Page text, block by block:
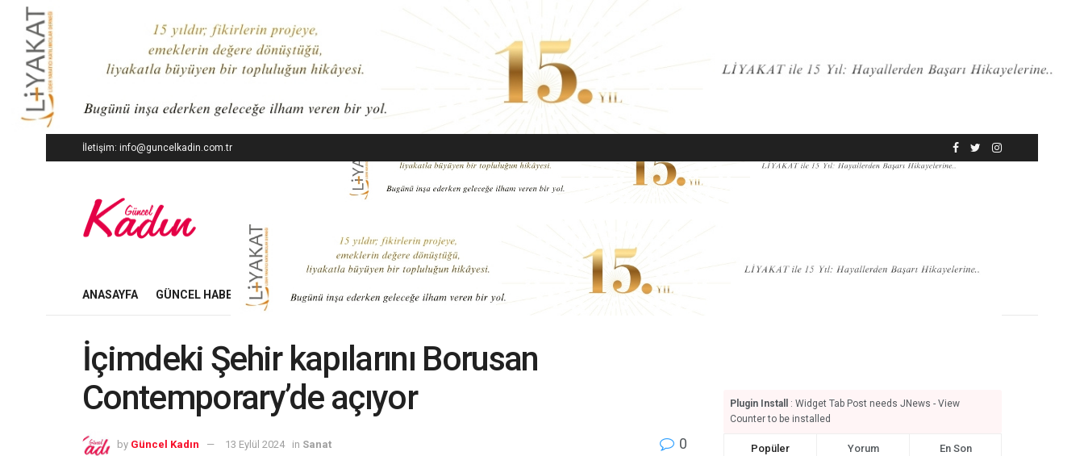
İletişim: info@guncelkadin.com.tr
ANASAYFA GÜNCEL HABERLER İŞ DÜNYASI EKONOMI MODA GÜZELLIK YAŞAM SANAT
İçimdeki Şehir kapılarını Borusan
Contemporary’de açıyor
by Güncel Kadın 13 Eylül 2024 in Sanat 0
Plugin Install
: Widget Tab Post needs JNews - View
Counter to be installed
Popüler Yorum En Son